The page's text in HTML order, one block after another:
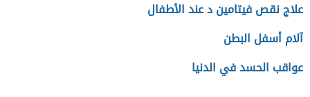
علاج نقص فيتامين د عند الأطفال
آلام أسفل البطن
عواقب الحسد في الدنيا